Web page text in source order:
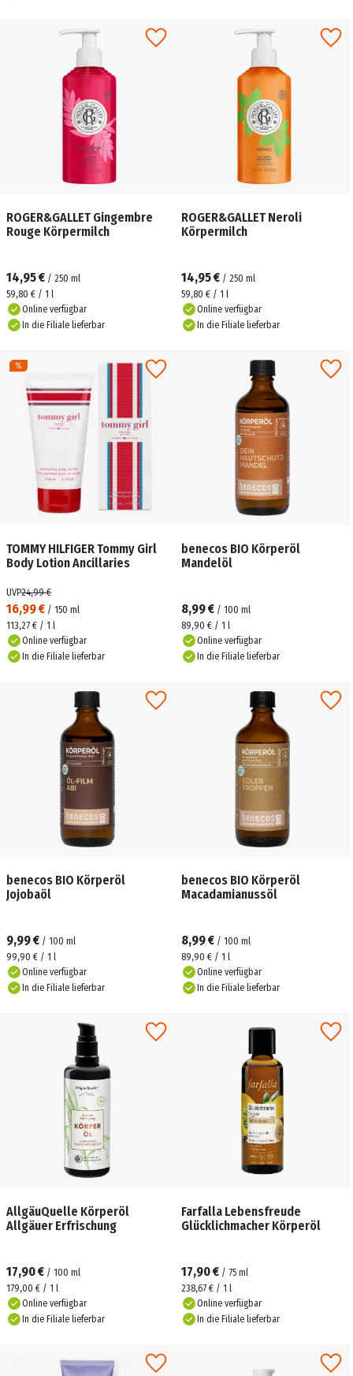
ROGER&GALLET Gingembre
Rouge Körpermilch
14,95 € / 250 ml
59,80 € / 1 l
Online verfügbar
In die Filiale lieferbar
ROGER&GALLET Neroli
Körpermilch
14,95 € / 250 ml
59,80 € / 1 l
Online verfügbar
In die Filiale lieferbar
TOMMY HILFIGER Tommy Girl
Body Lotion Ancillaries
16,99 € / 150 ml
UVP24,99 €
113,27 € / 1 l
Online verfügbar
In die Filiale lieferbar
benecos BIO Körperöl
Mandelöl
8,99 € / 100 ml
89,90 € / 1 l
Online verfügbar
In die Filiale lieferbar
benecos BIO Körperöl
Jojobaöl
9,99 € / 100 ml
99,90 € / 1 l
Online verfügbar
In die Filiale lieferbar
benecos BIO Körperöl
Macadamianussöl
8,99 € / 100 ml
89,90 € / 1 l
Online verfügbar
In die Filiale lieferbar
AllgäuQuelle Körperöl
Allgäuer Erfrischung
17,90 € / 100 ml
179,00 € / 1 l
Online verfügbar
In die Filiale lieferbar
Farfalla Lebensfreude
Glücklichmacher Körperöl
17,90 € / 75 ml
238,67 € / 1 l
Online verfügbar
In die Filiale lieferbar